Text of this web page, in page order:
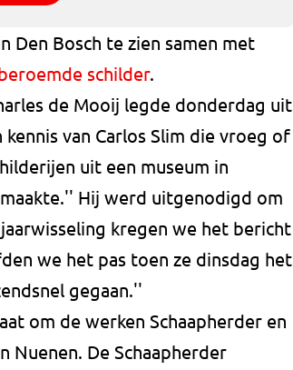
Den Bosch te zien samen met
schilder.
de Mooij legde donderdag uit
van Carlos Slim die vroeg of
uit een museum in
Hij werd uitgenodigd om
kregen we het bericht
we het pas toen ze dinsdag het
gegaan.''
om de werken Schaapherder en
Nuenen. De Schaapherder